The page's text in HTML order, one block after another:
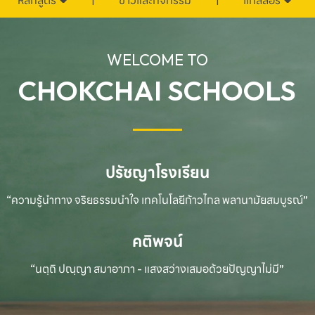
WELCOME TO
CHOKCHAI SCHOOLS
ปรัชญาโรงเรียน
“ความรู้นำทาง จริยธรรมนำใจ เทคโนโลยีก้าวไกลพลานามัยสมบูรณ์”
คติพจน์
“นตฺถิ ปณฺญา สมาอาภา - แสงสว่างเสมอด้วยปัญญาไม่มี”